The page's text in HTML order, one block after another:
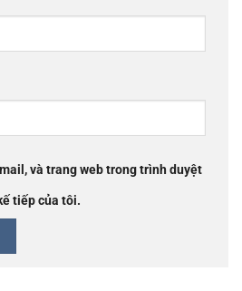
và trang web trong trình duyệt
tiếp của tôi.